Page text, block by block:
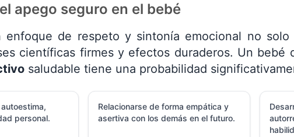
apego seguro en el bebé
enfoque de respeto y sintonía emocional no
científicas firmes y efectos duraderos. Un bebé
saludable tiene una probabilidad
personal.
Relacionarse de forma empática y
asertiva con los demás en el futuro.